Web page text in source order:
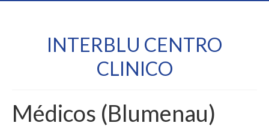
INTERBLU CENTRO
CLINICO
Médicos (Blumenau)